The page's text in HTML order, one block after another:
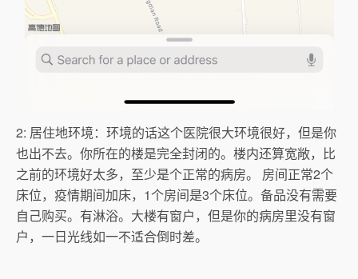
2: 居住地环境：环境的话这个医院很大环境很好，但是你
也出不去。你所在的楼是完全封闭的。楼内还算宽敞，比
之前的环境好太多，至少是个正常的病房。 房间正常2个
床位，疫情期间加床，1个房间是3个床位。备品没有需要
自己购买。有淋浴。大楼有窗户，但是你的病房里没有窗
户，一日光线如一不适合倒时差。